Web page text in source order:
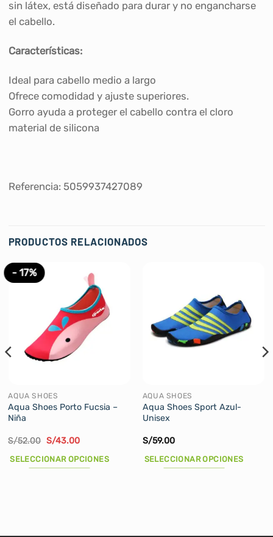
sin látex, está diseñado para durar y no engancharse
el cabello.
Características:
Ideal para cabello medio a largo
Ofrece comodidad y ajuste superiores.
Gorro ayuda a proteger el cabello contra el cloro
material de silicona
Referencia: 5059937427089
PRODUCTOS RELACIONADOS
- 17%
AQUA SHOES
Aqua Shoes Porto Fucsia –
Niña
S/52.00 El
original
era:
S/43.00El
actual
es:
SELECCIONAR OPCIONES
AQUA SHOES
Aqua Shoes Sport Azul-
Unisex
S/59.00
SELECCIONAR OPCIONES